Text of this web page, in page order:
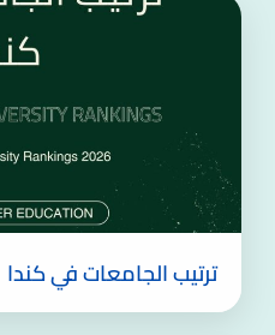
ترتيب الجامعات في كندا